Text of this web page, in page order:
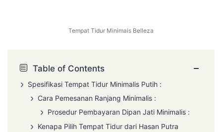
Tempat Tidur Minimais Belleza
Table of Contents −
Spesifikasi Tempat Tidur Minimalis Putih :
Cara Pemesanan Ranjang Minimalis :
Prosedur Pembayaran Dipan Jati Minimalis :
Kenapa Pilih Tempat Tidur dari Hasan Putra